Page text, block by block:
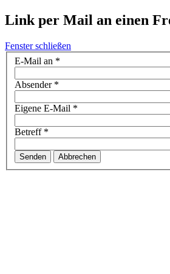
Link per Mail an einen
Fenster schließen
E-Mail an *
Absender*
Eigene E-Mail *
Betreff*
Senden Abbrechen